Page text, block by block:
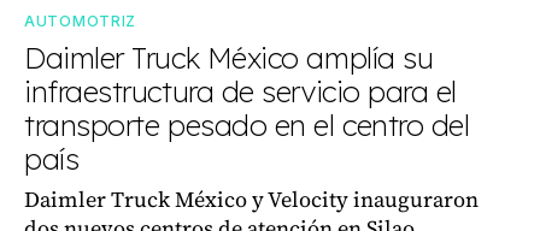
AUTOMOTRIZ
Daimler Truck México amplía su
infraestructura de servicio para el
transporte pesado en el centro del
país
Daimler Truck México y Velocity inauguraron